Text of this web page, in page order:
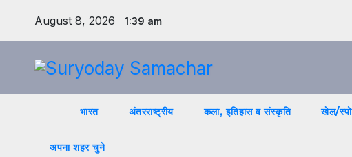
August 8, 2026 1:39 am
भारत अंतरराष्ट्रीय कला, इतिहास व संस्कृति खेल/
अपना शहर चुने